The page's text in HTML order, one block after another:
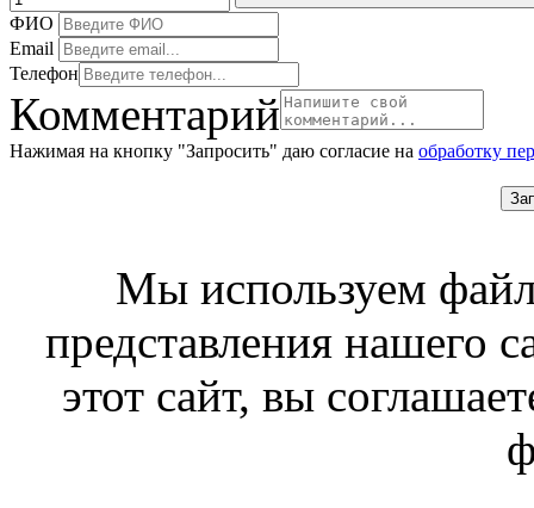
ФИО
Email
Телефон
Комментарий
Нажимая на кнопку "Запросить" даю согласие на обработку
Мы используем
представления нашего
этот сайт, вы